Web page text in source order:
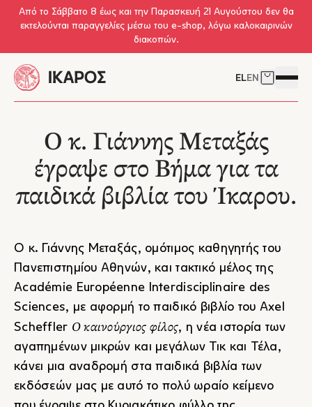
Skip to main content
Από το Σάββατο 8 έως και την Παρασκευή 21 Αυγούστου δεν θα
εκτελούνται παραγγελίες μέσω του e-shop, λόγω καλοκαιρινών
διακοπών.
ELEN Δείτε το
Ο κ. Γιάννης Μεταξάς
έγραψε στο Βήμα για τα
παιδικά βιβλία του Ίκαρου.
Ο κ. Γιάννης Μεταξάς, ομότιμος καθηγητής του
Πανεπιστημίου Αθηνών, και τακτικό μέλος της
Académie Européenne Interdisciplinaire des
Sciences, με αφορμή το παιδικό βιβλίο του Axel
Scheffler Ο καινούργιος φίλος, η νέα ιστορία των
αγαπημένων μικρών και μεγάλων
Τικ και Τέλα,
κάνει μια αναδρομή στα παιδικά βιβλία των
εκδόσεών μας με αυτό το πολύ ωραίο κείμενο